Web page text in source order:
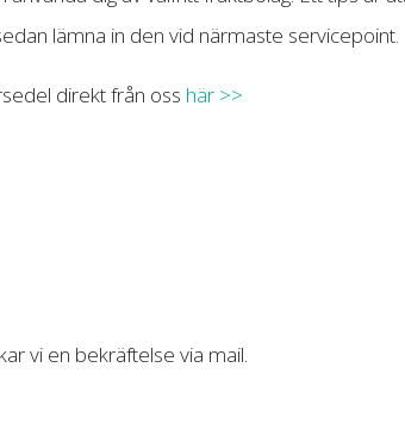
lämna in den vid närmaste servicepoint.
direkt från oss här >>
vi en bekräftelse via mail.